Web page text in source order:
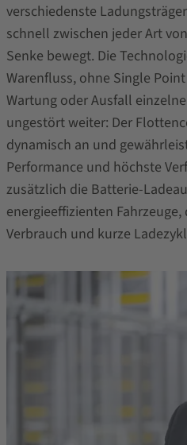
verschiedenste
schnell zwischen jeder Art
Senke bewegt. Die
Warenfluss, ohne Single
Wartung oder Ausfall
ungestört weiter: Der
dynamisch an und
Performance und höchste
zusätzlich die Batterie-
energieeffizienten
Verbrauch und kurze